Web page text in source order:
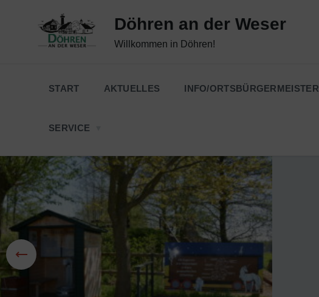
Döhren an der Weser
Willkommen in Döhren!
START AKTUELLES INFO/ORTSBÜRGERMEISTER
SERVICE